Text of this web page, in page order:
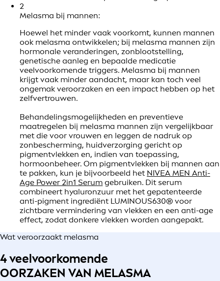
2
Melasma bij mannen:
Hoewel het minder vaak voorkomt, kunnen mannen
ook melasma ontwikkelen; bij melasma mannen zijn
hormonale veranderingen, zonblootstelling,
genetische aanleg en bepaalde medicatie
veelvoorkomende triggers. Melasma bij mannen
krijgt vaak minder aandacht, maar kan toch veel
ongemak veroorzaken en een impact hebben op het
zelfvertrouwen.
Behandelingsmogelijkheden en preventieve
maatregelen bij melasma mannen zijn vergelijkbaar
met die voor vrouwen en leggen de nadruk op
zonbescherming, huidverzorging gericht op
pigmentvlekken en, indien van toepassing,
hormoonbeheer. Om pigmentvlekken bij mannen aan
te pakken, kun je bijvoorbeeld het NIVEA MEN Anti-
Age Power 2in1 Serum gebruiken. Dit serum
combineert hyaluronzuur met het gepatenteerde
anti-pigment ingrediënt LUMINOUS630® voor
zichtbare vermindering van vlekken en een anti-age
effect, zodat donkere vlekken worden aangepakt.
Wat veroorzaakt melasma
4 veelvoorkomende
OORZAKEN VAN MELASMA